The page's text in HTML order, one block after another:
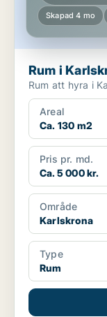
Skapad 4 mo
Rum i
Rum att hyra i
Areal
Ca. 130 m2
Pris pr. md.
Ca. 5 000 kr.
Område
Karlskrona
Type
Rum